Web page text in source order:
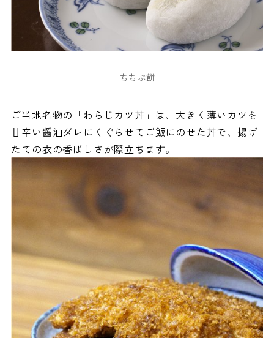
ちちぶ餅
ご当地名物の「わらじカツ丼」は、大きく薄いカツを
甘辛い醤油ダレにくぐらせてご飯にのせた丼で、揚げ
たての衣の香ばしさが際立ちます。